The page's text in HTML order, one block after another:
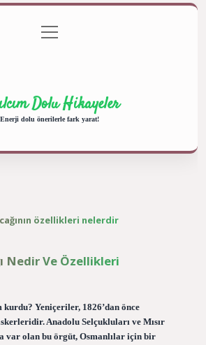
Gizlilik Politikası
menüyü
aç
Dolu Hikayeler
Enerji dolu önerilerle fark yarat!
özellikleri nelerdir
Nedir Ve Özellikleri
kurdu? Yeniçeriler, 1826’dan önce
Anadolu Selçukluları ve Mısır
var olan bu örgüt, Osmanlılar için bir